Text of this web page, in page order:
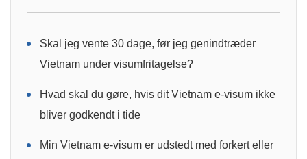
Skal jeg vente 30 dage, før jeg genindtræder
Vietnam under visumfritagelse?
Hvad skal du gøre, hvis dit Vietnam e-visum ikke
bliver godkendt i tide
Min Vietnam e-visum er udstedt med forkert eller